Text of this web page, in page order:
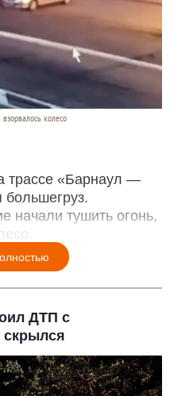
колесо
трассе «Барнаул —
большегруз.
начали тушить огонь,
ДТП с
скрылся